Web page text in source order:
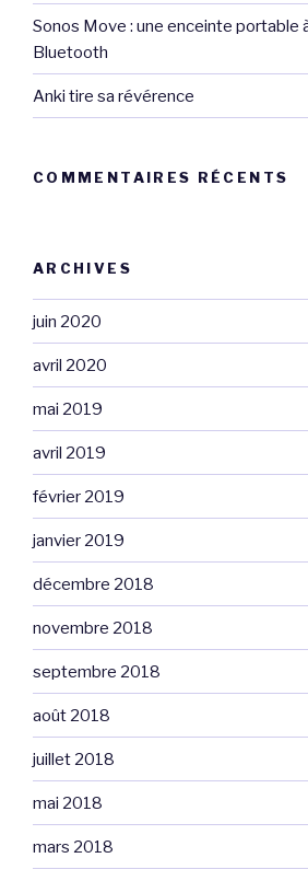
Sonos Move : une enceinte portable
Bluetooth
Anki tire sa révérence
COMMENTAIRES RÉCENTS
ARCHIVES
juin 2020
avril 2020
mai 2019
avril 2019
février 2019
janvier 2019
décembre 2018
novembre 2018
septembre 2018
août 2018
juillet 2018
mai 2018
mars 2018